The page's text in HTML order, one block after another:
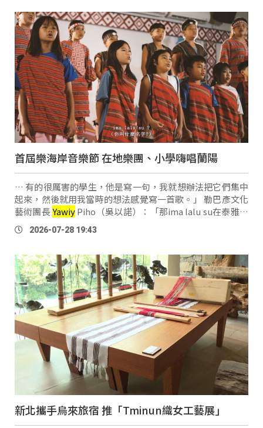
首屆樂海岸音樂節 在地樂團、小學嗨唱蘭陽
… 有的很厲害的學生，他是寫一句，我就想辦法把它們集中
起來，然後就用我當時的想法感覺寫一首歌。」 勒巴彥文化
藝術團長YawiyPiho（吳以諾）：「那ima lalu su在泰雅語
裡面就是，你是誰你叫什麼名字，就像我們第一次見面的時
候，我們就一定會問你是誰你從 …
2026-07-28 19:43
新北攜手烏來旅宿 推「Tminun織女工藝展」